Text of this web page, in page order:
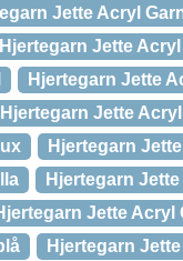
Jette Acryl
Hjertegarn Jette
Hjertegarn Jette
Hjertegarn Jette
Hjertegarn
Hjertegarn
Jette Acryl
Hjertegarn